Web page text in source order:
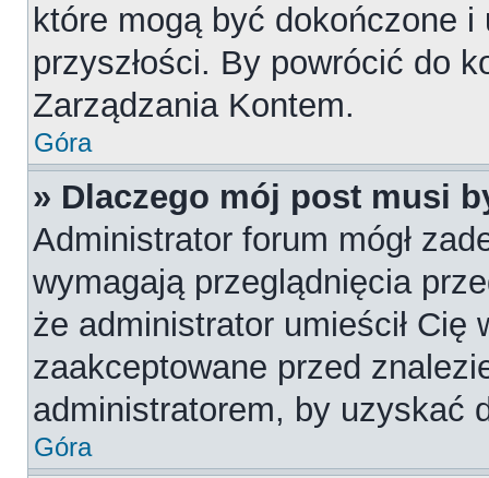
które mogą być dokończone
przyszłości. By powrócić do
Zarządzania Kontem.
Góra
» Dlaczego mój post musi
Administrator forum mógł
wymagają przeglądnięcia
że administrator umieścił
zaakceptowane przed
administratorem, by uzyskać
Góra